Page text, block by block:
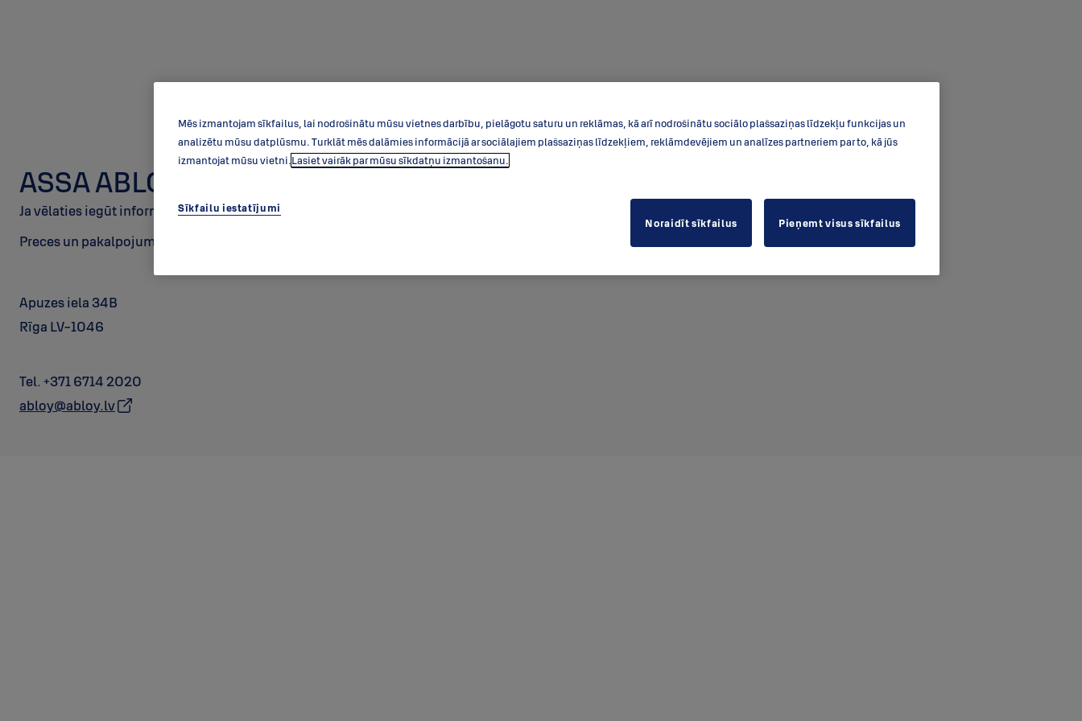
ASSA ABLOY Baltic AS filiāle Latvijā
Ja vēlaties iegūt informāciju par mūsu produktiem un risinājumiem, lūdzu, sazinieties ar mums.
Preces un pakalpojumi tiek pārdoti tikai mūsu pilnvaroto izplatītāju veikalos, kuru kontaktus var atrast
Apuzes iela 34B
Rīga LV-1046
Tel. +371 6714 2020
abloy@abloy.lv
Mēs izmantojam sīkfailus, lai nodrošinātu mūsu vietnes darbību, pielāgotu saturu un reklāmas, kā arī nodrošinātu sociālo plašsaziņas līdzekļu funkcijas un
analizētu mūsu datplūsmu. Turklāt mēs dalāmies informācijā ar sociālajiem plašsaziņas līdzekļiem, reklāmdevējiem un analīzes partneriem par to, kā jūs
izmantojat mūsu vietni.Lasiet vairāk par mūsu sīkdatņu izmantošanu.
Sīkfailu iestatījumi
Noraidīt sīkfailus
Pieņemt visus sīkfailus